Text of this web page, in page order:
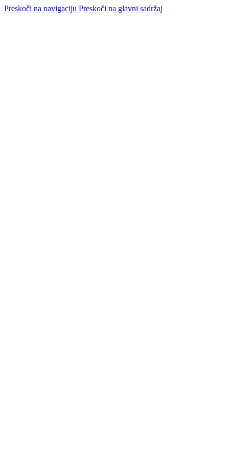
Preskoči na navigaciju Preskoči na glavni sadržaj